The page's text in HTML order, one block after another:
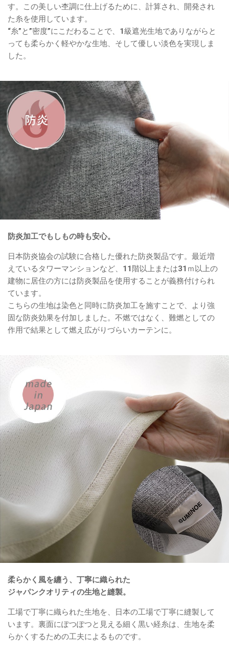
す。この美しい杢調に仕上げるために、計算され、開発され
た糸を使用しています。
“糸”と”密度”にこだわることで、1級遮光生地でありながらと
っても柔らかく軽やかな生地、そして優しい淡色を実現しま
した。
防炎加工でもしもの時も安心。
日本防炎協会の試験に合格した優れた防炎製品です。最近増
えているタワーマンションなど、11階以上または31ｍ以上の
建物に居住の方には防炎製品を使用することが義務付けられ
ています。
こちらの生地は染色と同時に防炎加工を施すことで、より強
固な防炎効果を付加しました。不燃ではなく、難燃としての
作用で結果として燃え広がりづらいカーテンに。
柔らかく風を纏う、丁寧に織られた
ジャパンクオリティの生地と縫製。
工場で丁寧に織られた生地を、日本の工場で丁寧に縫製して
います。裏面にぽつぽつと見える細く黒い経糸は、生地を柔
らかくするための工夫によるものです。